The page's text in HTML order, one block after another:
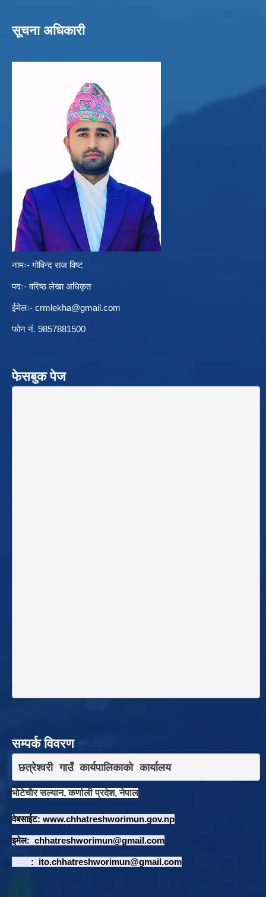
सूचना अधिकारी
नामः- गोविन्द राज विष्ट
पदः- वरिष्ठ लेखा अधिकृत
ईमेलः- crmlekha@gmail.com
फोन नं. 9857881500
फेसबुक पेज
सम्पर्क विवरण
छत्रेश्वरी गाउँ कार्यपालिकाकाे कार्यालय
भाेटेचाैर सल्यान, कर्णाली प्रदेश, नेपाल
वेबसाईट: www.chhatreshworimun.gov.np
इमेल: chhatreshworimun@gmail.com
: ito.chhatreshworimun@gmail.com